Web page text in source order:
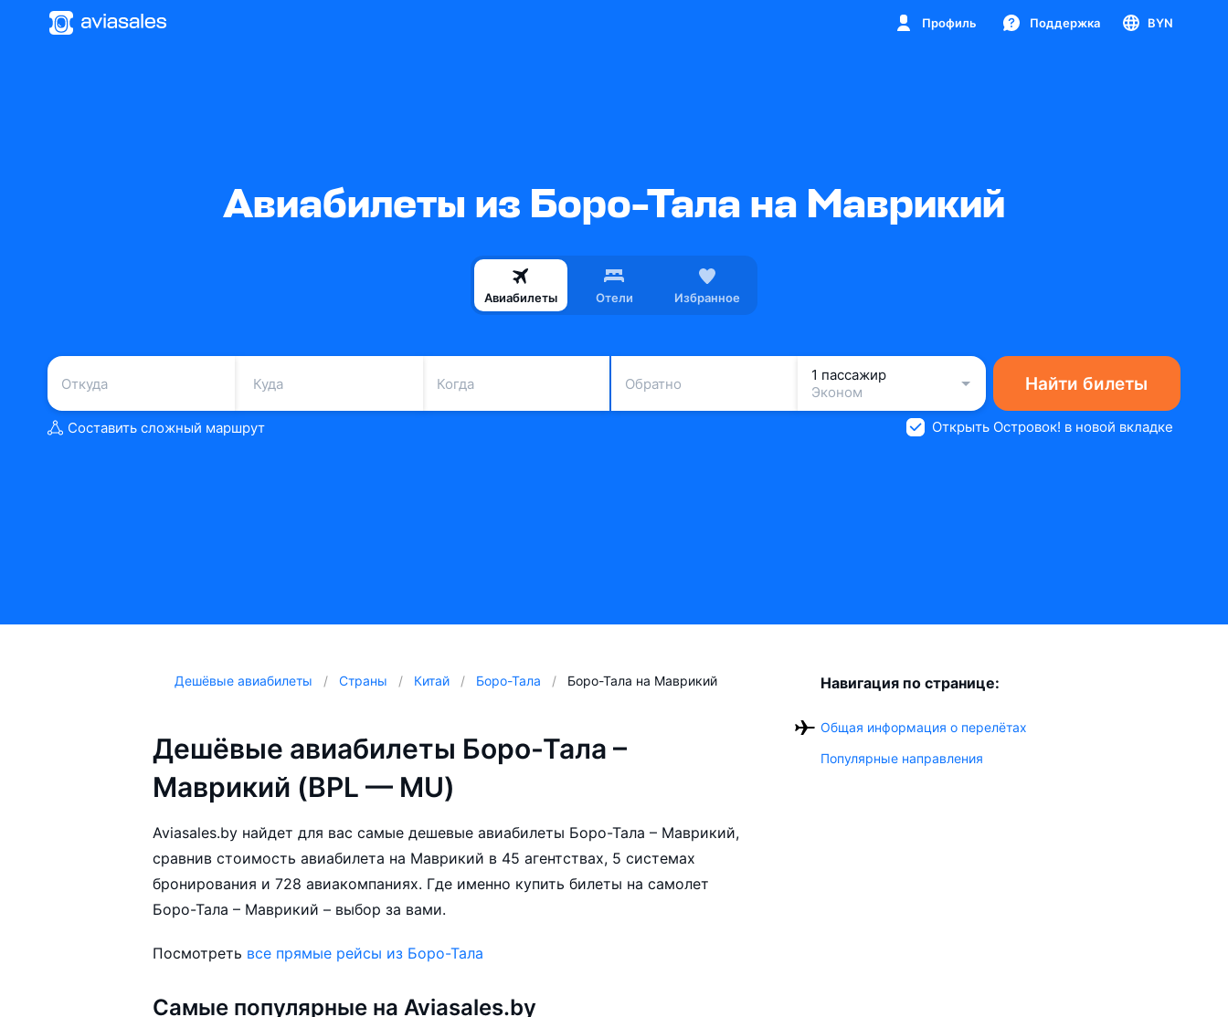
Профиль Поддержка BYN
Авиабилеты из Боро-Тала на Маврикий
Авиабилеты Отели Избранное
Когда Обратно
1 пассажир
Эконом
Найти билеты
Составить сложный маршрут Открыть Островок! в новой вкладке
Дешёвые авиабилеты Страны Китай Боро-Тала Боро-Тала на Маврикий
Дешёвые авиабилеты Боро-Тала –
Маврикий (BPL — MU)
Aviasales.by найдет для вас самые дешевые авиабилеты Боро-Тала – Маврикий,
сравнив стоимость авиабилета на Маврикий в 45 агентствах, 5 системах
бронирования и 728 авиакомпаниях. Где именно купить билеты на самолет
Боро-Тала – Маврикий – выбор за вами.
Посмотреть все прямые рейсы из Боро-Тала
Самые популярные на Aviasales.by
Навигация по странице:
Общая информация о перелётах
Популярные направления